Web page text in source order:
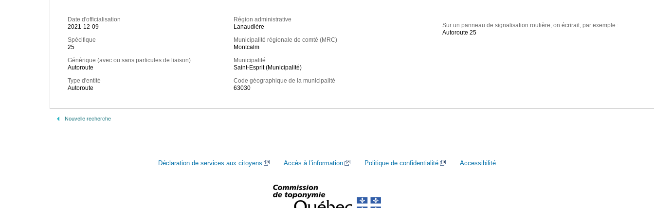
Date d'officialisation
2021-12-09
Spécifique
25
Générique (avec ou sans particules de liaison)
Autoroute
Type d'entité
Autoroute
Région administrative
Lanaudière
Municipalité régionale de comté (MRC)
Montcalm
Municipalité
Saint-Esprit (Municipalité)
Code géographique de la municipalité
63030
Sur un panneau de signalisation routière, on écrirait, par exemple :
Autoroute 25
Nouvelle recherche
Déclaration de services aux citoyens Accès à l’information Politique de confidentialité Accessibilité